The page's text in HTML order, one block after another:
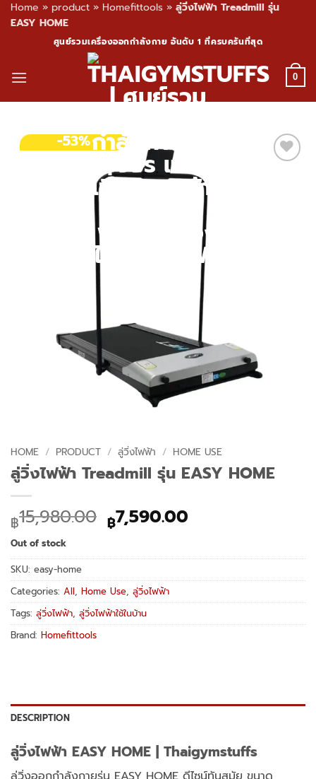
Home » product » Homefittools » ลู่วิ่งไฟฟ้า Treadmill รุ่น
EASY HOME
content
ศูนย์รวมเครื่องออกกำลังกาย อันดับ 1 ที่ครบครันที่สุด
0
-53%
HOME / PRODUCT / ลู่วิ่งไฟฟ้า / HOME USE
ลู่วิ่งไฟฟ้า Treadmill รุ่น EASY HOME
฿15,980.00 Original
price
฿15,980.00.
฿7,590.00
฿7,590.00.
Out of stock
SKU: easy-home
Categories: All, Home Use, ลู่วิ่งไฟฟ้า
Tags: ลู่วิ่งไฟฟ้า, ลู่วิ่งไฟฟ้าใช้ในบ้าน
Brand: Homefittools
DESCRIPTION
ลู่วิ่งไฟฟ้า EASY HOME | Thaigymstuffs